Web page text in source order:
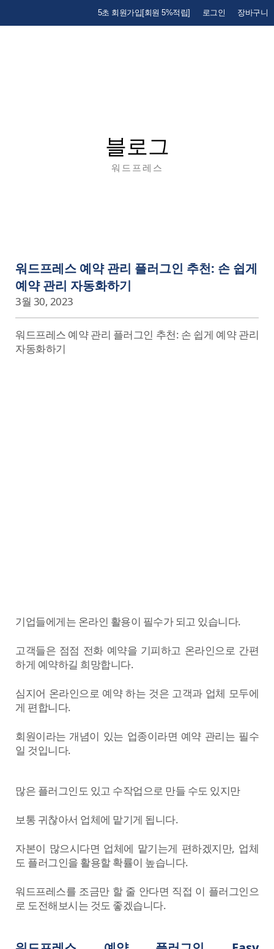
5초 회원가입[회원 5%적립] 로그인 장바구니
블로그
워드프레스
워드프레스 예약 관리 플러그인 추천: 손 쉽게
예약 관리 자동화하기
3월 30, 2023
워드프레스 예약 관리 플러그인 추천: 손 쉽게 예약 관리
자동화하기
기업들에게는 온라인 활용이 필수가 되고 있습니다.
고객들은 점점 전화 예약을 기피하고 온라인으로 간편
하게 예약하길 희망합니다.
심지어 온라인으로 예약 하는 것은 고객과 업체 모두에
게 편합니다.
회원이라는 개념이 있는 업종이라면 예약 관리는 필수
일 것입니다.
많은 플러그인도 있고 수작업으로 만들 수도 있지만
보통 귀찮아서 업체에 맡기게 됩니다.
자본이 많으시다면 업체에 맡기는게 편하겠지만, 업체
도 플러그인을 활용할 확률이 높습니다.
워드프레스를 조금만 할 줄 안다면 직접 이 플러그인으
로 도전해보시는 것도 좋겠습니다.